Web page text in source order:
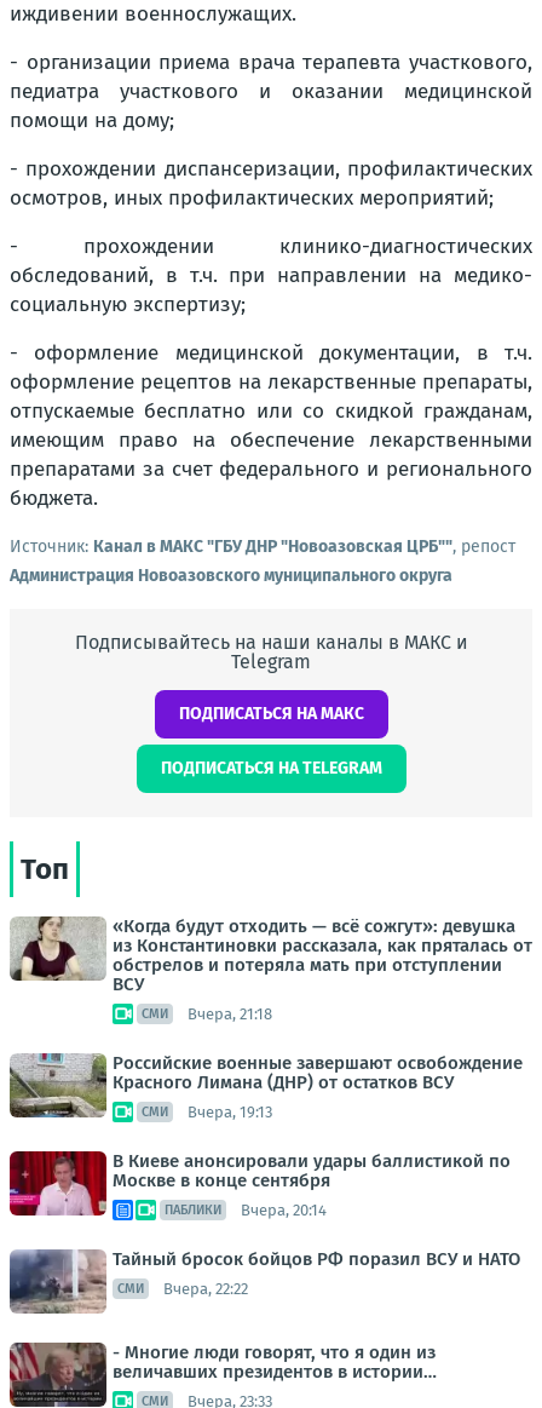
иждивении военнослужащих.
- организации приема врача терапевта участкового,
педиатра участкового и оказании медицинской
помощи на дому;
- прохождении диспансеризации, профилактических
осмотров, иных профилактических мероприятий;
- прохождении клинико-диагностических
обследований, в т.ч. при направлении на медико-
социальную экспертизу;
- оформление медицинской документации, в т.ч.
оформление рецептов на лекарственные препараты,
отпускаемые бесплатно или со скидкой гражданам,
имеющим право на обеспечение лекарственными
препаратами за счет федерального и регионального
бюджета.
Источник: Канал в МАКС "ГБУ ДНР "Новоазовская ЦРБ"", репост
Администрация Новоазовского муниципального округа
Подписывайтесь на наши каналы в МАКС и
Telegram
ПОДПИСАТЬСЯ НА МАКС
ПОДПИСАТЬСЯ НА TELEGRAM
Топ
«Когда будут отходить — всё сожгут»: девушка
из Константиновки рассказала, как пряталась от
обстрелов и потеряла мать при отступлении
ВСУ
СМИ Вчера, 21:18
Российские военные завершают освобождение
Красного Лимана (ДНР) от остатков ВСУ
СМИ Вчера, 19:13
В Киеве анонсировали удары баллистикой по
Москве в конце сентября
ПАБЛИКИ Вчера, 20:14
Тайный бросок бойцов РФ поразил ВСУ и НАТО
СМИ Вчера, 22:22
- Многие люди говорят, что я один из
величавших президентов в истории…
СМИ Вчера, 23:33